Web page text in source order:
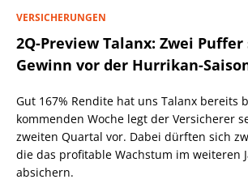
VERSICHERUNGEN
2Q-Preview Talanx: Zwei
Gewinn vor der Hurrikan-
Gut 167% Rendite hat uns Talanx bereits
kommenden Woche legt der Versicherer
zweiten Quartal vor. Dabei dürften sich
die das profitable Wachstum im weiteren
absichern.